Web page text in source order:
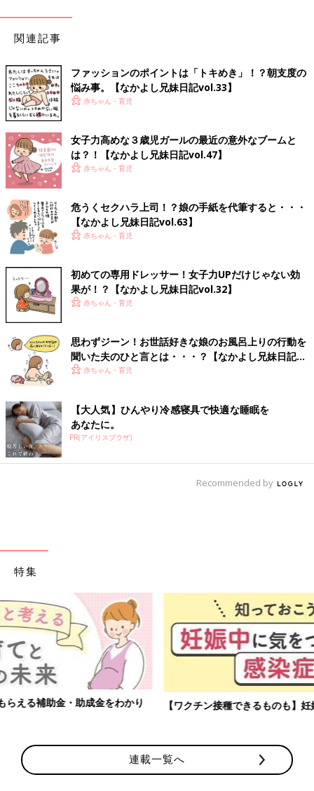
関連記事
ファッションのポイントは「トキめき」！？朝支度の
悩み事。【なかよし兄妹日記vol.33】
赤ちゃん・育児
女子力高めな３歳児ガールの最近の意外なブームと
は？！【なかよし兄妹日記vol.47】
赤ちゃん・育児
危うくセクハラ上司！？娘の手紙を代筆すると・・・
【なかよし兄妹日記vol.63】
赤ちゃん・育児
初めての専用ドレッサー！女子力UPだけじゃない効
果が！？【なかよし兄妹日記vol.32】
赤ちゃん・育児
思わずジーン！お世話好きな娘のお風呂上りの行動を
聞いた夫のひと言とは・・・？【なかよし兄妹日記
vol.52】
赤ちゃん・育児
【大人気】ひんやり冷感寝具で快適な睡眠を
あなたに。
PR(アイリスプラザ)
Recommended by
特集
【ワクチン接種できるものも】妊婦の感染症対策、知っておいて！
連載一覧へ